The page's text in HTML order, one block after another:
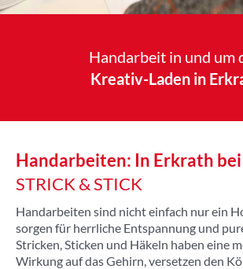
Handarbeit in und um
Kreativ-Laden in
Handarbeiten: In Erkrath bei
STRICK & STICK
Handarbeiten sind nicht einfach nur ein
sorgen für herrliche Entspannung und
Stricken, Sticken und Häkeln haben eine
Wirkung auf das Gehirn, versetzen den